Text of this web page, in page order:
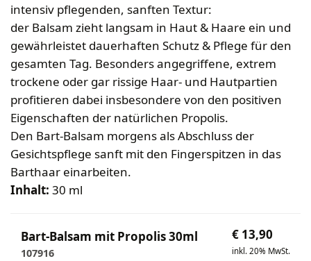
intensiv pflegenden, sanften Textur:
der Balsam zieht langsam in Haut & Haare ein und
gewährleistet dauerhaften Schutz & Pflege für den
gesamten Tag. Besonders angegriffene, extrem
trockene oder gar rissige Haar- und Hautpartien
profitieren dabei insbesondere von den positiven
Eigenschaften der natürlichen Propolis.
Den Bart-Balsam morgens als Abschluss der
Gesichtspflege sanft mit den Fingerspitzen in das
Barthaar einarbeiten.
Inhalt: 30 ml
Bart-Balsam mit Propolis 30ml
107916
€ 13,90
inkl. 20% MwSt.